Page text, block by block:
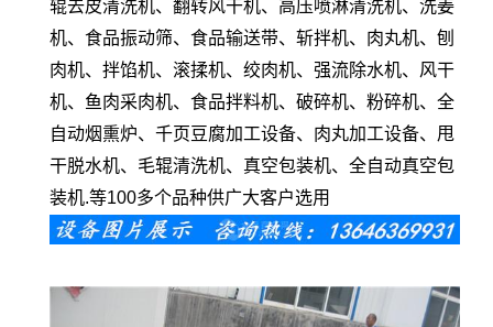
辊去皮清洗机、翻转风干机、高压喷淋清洗机、洗姜
机、食品振动筛、食品输送带、斩拌机、肉丸机、刨
肉机、拌馅机、滚揉机、绞肉机、强流除水机、风干
机、鱼肉采肉机、食品拌料机、破碎机、粉碎机、全
自动烟熏炉、千页豆腐加工设备、肉丸加工设备、甩
干脱水机、毛辊清洗机、真空包装机、全自动真空包
装机.等100多个品种供广大客户选用